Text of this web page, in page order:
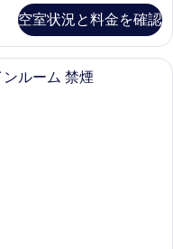
空室状況と料金を確認
アムコンフォートフロア ツイ
ルーム 禁煙